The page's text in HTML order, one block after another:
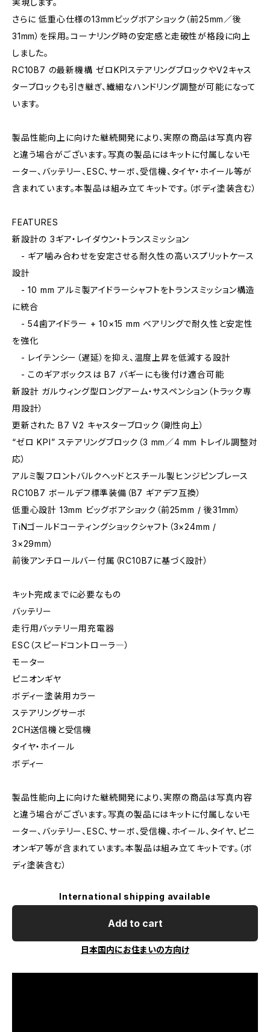
さらに 低重心仕様の13mmビッグボアショック（前25mm／後
31mm）を採用。コーナリング時の安定感と走破性が格段に向上
しました。
RC10B7 の最新機構 ――ゼロKPIステアリングブロックやV2キャス
ターブロックも引き継ぎ、繊細なハンドリング調整が可能になって
います。
製品性能向上に向けた継続開発により、実際の商品は写真内容
と違う場合がございます。写真の製品にはキットに付属しないモ
ーター、バッテリー、ESC、サーボ、受信機、タイヤ・ホイール等が
含まれています。本製品は組み立てキットです。（ボディ塗装含む）
FEATURES
新設計の 3ギア・レイダウン・トランスミッション
- ギア噛み合わせを安定させる耐久性の高いスプリットケース
設計
- 10 mm アルミ製アイドラーシャフトをトランスミッション構造
に統合
- 54歯アイドラー + 10×15 mm ベアリングで耐久性と安定性
を強化
- レイテンシー（遅延）を抑え、温度上昇を低減する設計
- このギアボックスは B7 バギーにも後付け適合可能
新設計 ガルウィング型ロングアーム・サスペンション（トラック専
用設計）
更新された B7 V2 キャスターブロック（剛性向上）
“ゼロ KPI” ステアリングブロック（3 mm／4 mm トレイル調整対
応）
アルミ製フロントバルクヘッドとスチール製ヒンジピンブレース
RC10B7 ボールデフ標準装備（B7 ギアデフ互換）
低重心設計 13mm ビッグボアショック（前25mm / 後31mm）
TiNゴールドコーティングショックシャフト（3×24mm /
3×29mm）
前後アンチロールバー付属（RC10B7に基づく設計）
キット完成までに必要なもの
バッテリー
走行用バッテリー用充電器
ESC（スピードコントローラ―）
モーター
ピニオンギヤ
ボディー塗装用カラー
ステアリングサーボ
2CH送信機と受信機
タイヤ・ホイール
ボディー
製品性能向上に向けた継続開発により、実際の商品は写真内容
と違う場合がございます。写真の製品にはキットに付属しないモ
ーター、バッテリー、ESC、サーボ、受信機、ホイール、タイヤ、ピニ
オンギア等が含まれています。本製品は組み立てキットです。（ボ
ディ塗装含む）
International shipping available
Add to cart
日本国内にお住まいの方向け